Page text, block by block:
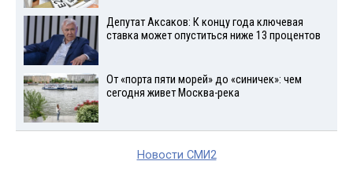
Депутат Аксаков: К концу года ключевая
ставка может опуститься ниже 13 процентов
От «порта пяти морей» до «синичек»: чем
сегодня живет Москва-река
Новости СМИ2